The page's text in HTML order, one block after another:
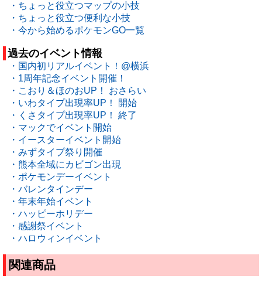
・ちょっと役立つマップの小技
・ちょっと役立つ便利な小技
・今から始めるポケモンGO一覧
過去のイベント情報
・国内初リアルイベント！@横浜
・1周年記念イベント開催！
・こおり＆ほのおUP！ おさらい
・いわタイプ出現率UP！ 開始
・くさタイプ出現率UP！ 終了
・マックでイベント開始
・イースターイベント開始
・みずタイプ祭り開催
・熊本全域にカビゴン出現
・ポケモンデーイベント
・バレンタインデー
・年末年始イベント
・ハッピーホリデー
・感謝祭イベント
・ハロウィンイベント
関連商品